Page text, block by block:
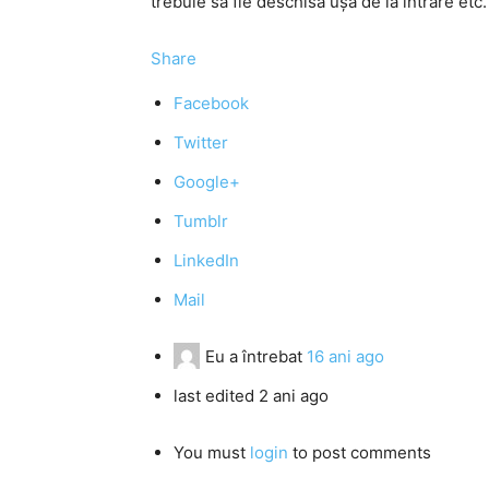
Share
Facebook
Twitter
Google+
Tumblr
LinkedIn
Mail
Eu a întrebat 16 ani ago
last edited 2 ani ago
You must login to post comments